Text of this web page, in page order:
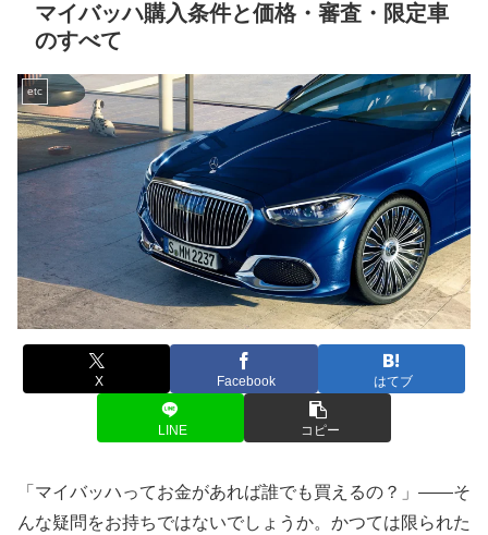
マイバッハ購入条件と価格・審査・限定車
のすべて
etc
X Facebook はてブ
LINE コピー
「マイバッハってお金があれば誰でも買えるの？」——そ
んな疑問をお持ちではないでしょうか。かつては限られた